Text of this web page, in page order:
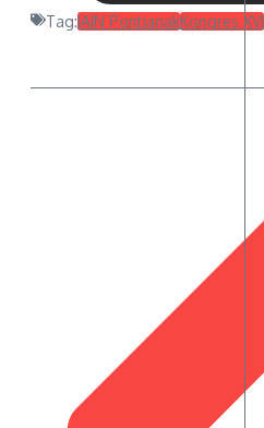
Tag:IAIN PontianakKongres XVI